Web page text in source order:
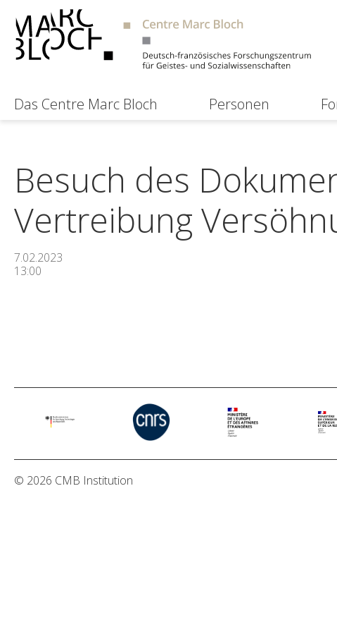
Das Centre Marc Bloch Personen
Besuch des
Vertreibung
7.02.2023
13:00
© 2026 CMB Institution